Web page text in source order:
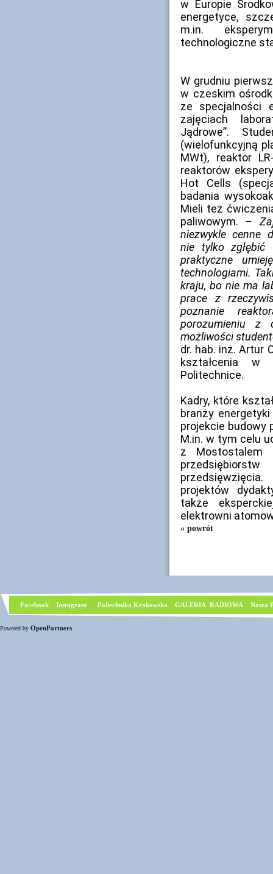
w Europie
energetyce,
m.in.
technologiczne
W grudniu
w czeskim
ze specjalności
zajęciach
Jądrowe”.
(wielofunkcyjną
MWt), reaktor
reaktorów
Hot Cells
badania
Mieli też
paliwowym. –
niezwykle cenne
nie tylko zgłębić
praktyczne
technologiami.
kraju, bo nie ma
prace z
poznanie
porozumieniu z
możliwości
dr. hab. inż. Artur
kształcenia w
Politechnice.
Kadry, które
branży
projekcie budowy
M.in. w tym celu
z Mostostalem
projektów
także
elektrowni
« powrót
Facebook Instagram Poliechnika Krakowska GALERIA RADIOWA Nasza
Powered by OpenPartners